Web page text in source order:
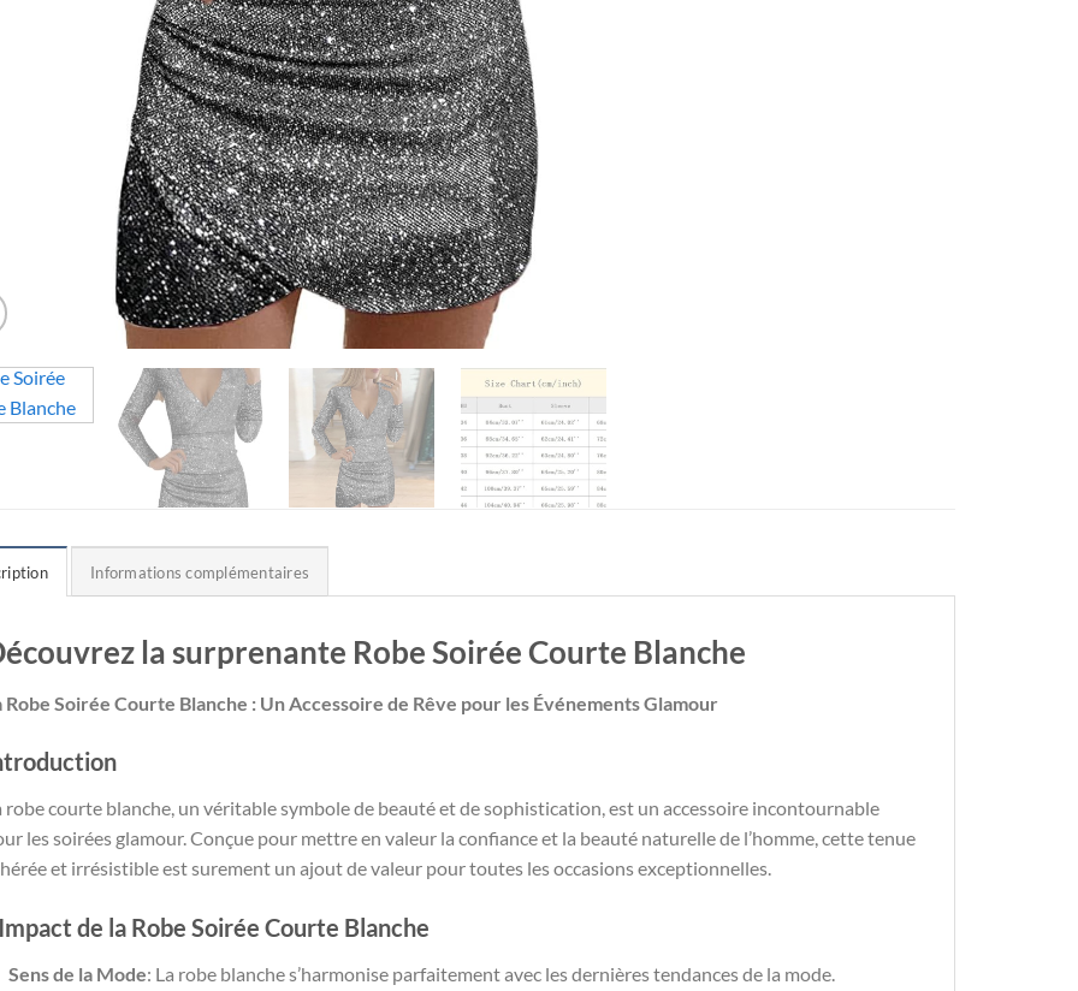
Informations complémentaires
la surprenante Robe Soirée Courte Blanche
Robe Soirée Courte Blanche : Un Accessoire de Rêve pour les Événements Glamour
robe courte blanche, un véritable symbole de beauté et de sophistication, est un accessoire incontournable
les soirées glamour. Conçue pour mettre en valeur la confiance et la beauté naturelle de l’homme, cette tenue
et irrésistible est surement un ajout de valeur pour toutes les occasions exceptionnelles.
de la Robe Soirée Courte Blanche
Sens de la Mode: La robe blanche s’harmonise parfaitement avec les dernières tendances de la mode.